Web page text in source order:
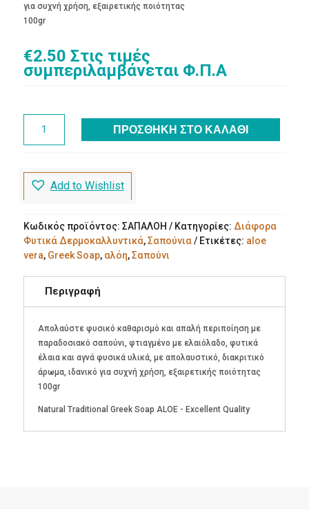
για συχνή χρήση, εξαιρετικής ποιότητας
100gr
€2.50 Στις τιμές
συμπεριλαμβάνεται Φ.Π.Α
σαπούνι
ποσότητα
ΠΡΟΣΘΉΚΗ ΣΤΟ ΚΑΛΆΘΙ
Add to Wishlist
Κωδικός προϊόντος: ΣΑΠΑΛΟΗ Κατηγορίες: Διάφορα
Φυτικά Δερμοκαλλυντικά,Σαπούνια Ετικέτες: aloe
vera, Greek Soap, αλόη,Σαπούνι
Περιγραφή
Απολαύστε φυσικό καθαρισμό και απαλή περιποίηση με
παραδοσιακό σαπούνι, φτιαγμένο με ελαιόλαδο, φυτικά
έλαια και αγνά φυσικά υλικά, με απολαυστικό, διακριτικό
άρωμα, ιδανικό για συχνή χρήση, εξαιρετικής ποιότητας
100gr
Natural Traditional Greek Soap ALOE - Excellent Quality